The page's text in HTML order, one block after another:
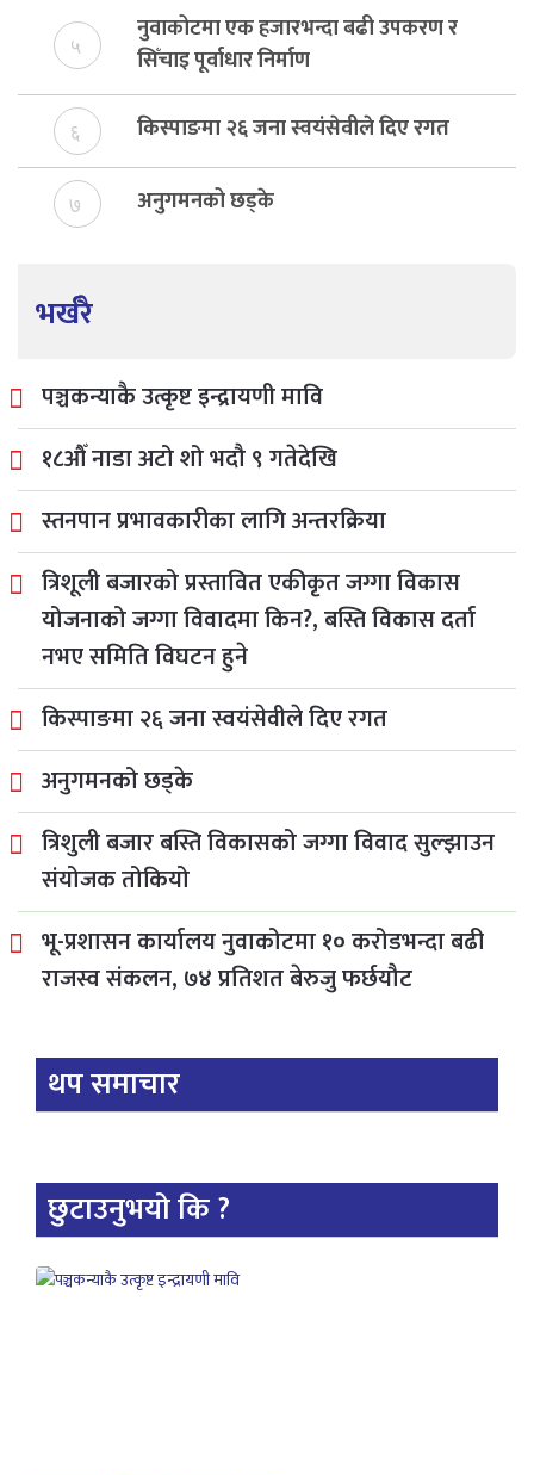
५
नुवाकोटमा एक हजारभन्दा बढी उपकरण र
सिँचाइ पूर्वाधार निर्माण
६ किस्पाङमा २६ जना स्वयंसेवीले दिए रगत
७ अनुगमनको छड्के
भर्खरै
पञ्चकन्याकै उत्कृष्ट इन्द्रायणी मावि
१८औँ नाडा अटो शो भदौ ९ गतेदेखि
स्तनपान प्रभावकारीका लागि अन्तरक्रिया
त्रिशूली बजारको प्रस्तावित एकीकृत जग्गा विकास
योजनाको जग्गा विवादमा किन?, बस्ति विकास दर्ता
नभए समिति विघटन हुने
किस्पाङमा २६ जना स्वयंसेवीले दिए रगत
अनुगमनको छड्के
त्रिशुली बजार बस्ति विकासको जग्गा विवाद सुल्झाउन
संयोजक तोकियो
भू-प्रशासन कार्यालय नुवाकोटमा १० करोडभन्दा बढी
राजस्व संकलन, ७४ प्रतिशत बेरुजु फर्छयौट
थप समाचार
छुटाउनुभयो कि ?